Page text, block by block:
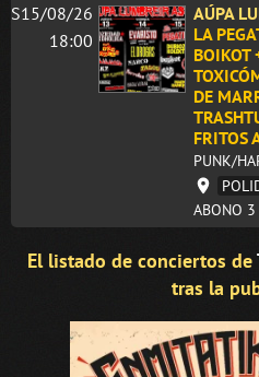
S15/08/26
18:00
AÚPA
LA
BOIKOT
DE
FRITOS
PUNK/
ABONO 3
El listado de conciertos de
tras la